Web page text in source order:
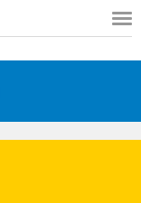
- 04120
- Castellane